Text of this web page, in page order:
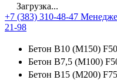
Загрузка...
+7 (383) 310-48-47
21-98
Бетон В10 (М150)
Бетон В7,5 (М100)
Бетон В15 (М200)